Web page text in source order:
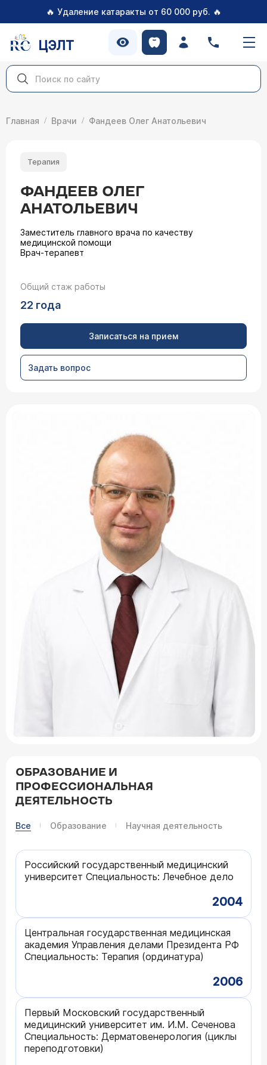
🔥 Удаление катаракты от 60 000 руб. 🔥
ЦЭЛТ
Главная Врачи Фандеев Олег Анатольевич
Терапия
ФАНДЕЕВ ОЛЕГ
АНАТОЛЬЕВИЧ
Заместитель главного врача по качеству
медицинской помощи
Врач-терапевт
Общий стаж работы
22 года
Записаться на прием
Задать вопрос
ОБРАЗОВАНИЕ И
ПРОФЕССИОНАЛЬНАЯ
ДЕЯТЕЛЬНОСТЬ
Все Образование Научная деятельность
Российский государственный медицинский
университет Специальность: Лечебное дело
2004
Центральная государственная медицинская
академия Управления делами Президента РФ
Специальность: Терапия (ординатура)
2006
Первый Московский государственный
медицинский университет им. И.М. Сеченова
Специальность: Дерматовенерология (циклы
переподготовки)